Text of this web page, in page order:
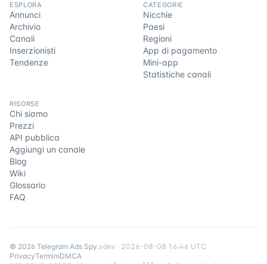
ESPLORA
Annunci
Archivio
Canali
Inserzionisti
Tendenze
CATEGORIE
Nicchie
Paesi
Regioni
App di pagamento
Mini-app
Statistiche canali
RISORSE
Chi siamo
Prezzi
API pubblica
Aggiungi un canale
Blog
Wiki
Glossario
FAQ
© 2026 Telegram Ads Spy.vdev · 2026-08-08 16:46 UTC
PrivacyTerminiDMCA